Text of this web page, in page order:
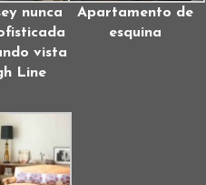
nunca
vista
Line
Apartamento de
esquina